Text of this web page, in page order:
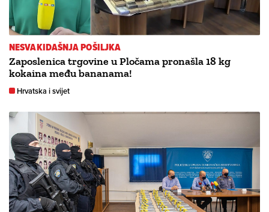
NESVAKIDAŠNJA POŠILJKA
Zaposlenica trgovine u Pločama pronašla 18 kg
kokaina među bananama!
Hrvatska i svijet